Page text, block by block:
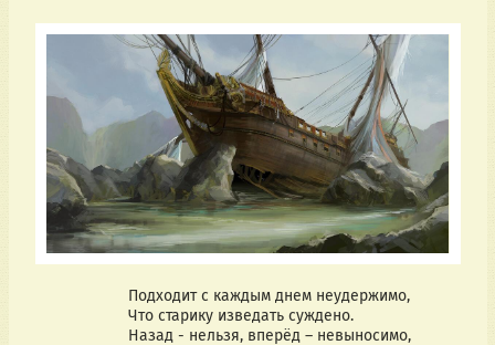
                     Подходит с каждым днем неудержимо,
                     Что старику изведать суждено.
                     Назад - нельзя, вперёд – невыносимо,